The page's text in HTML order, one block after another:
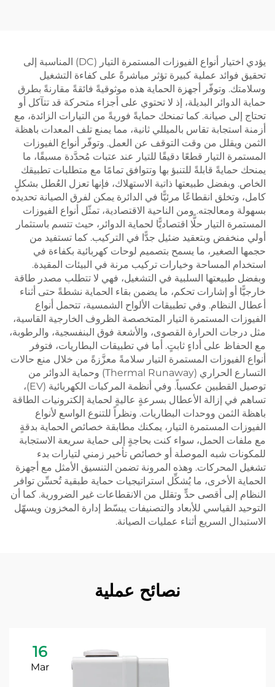
يؤدي اختيار أنواع الفيوزات المستمرة التيار (DC) المناسبة إلى
تحقيق فوائد عملية كبيرة تؤثر مباشرةً على كفاءة التشغيل
وسلامتك. وتوفّر أجهزة الحماية هذه موثوقيةً فائقةً مقارنةً بطرق
حماية الدوائر البديلة، إذ لا تحتوي على أجزاء متحركة قد تتآكل أو
تحتاج إلى صيانة. كما تمنحك حمايةً فوريةً من التيارات الزائدة، مع
أزمنة استجابة تقاس بالميللي ثانية، مما يمنع تلف المعدات باهظة
الثمن ويقلل من وقت التوقف عن العمل. وتوفّر أنواع الفيوزات
المستمرة التيار قطعًا دقيقًا للتيار عند عتبات مُحدَّدة مسبقًا، ما
يمنحك حمايةً قابلةً للتنبؤ بها وتتوافق تمامًا مع متطلبات تطبيقك
الخاص. وبفضل طبيعتها ذاتية الاستهلاك، فإنها تعزل العُطل بشكلٍ
كامل، وتخلق انقطاعًا مرئيًّا في الدائرة يمكن لفرق الصيانة تحديده
بسهولة ومعالجته. ومن الناحية الاقتصادية، تمثّل أنواع الفيوزات
المستمرة التيار حلًّا اقتصاديًّا لحماية الدوائر، حيث تتسم باستثمار
أولي منخفض وبتعقيد ضئيل جدًّا في التركيب. كما تستفيد من
حجمها الصغير، ما يسمح بتصميم لوحات كهربائية بكفاءة في
استخدام المساحة وخيارات تركيب مرنة في البيئات المقيدة.
وبفضل طبيعتها السلبية في التشغيل، فهي لا تتطلب مصدر طاقة
خارجيًّا أو إشارات تحكم، ما يضمن بقاء الحماية نشطةً حتى أثناء
أعطال النظام. وفي تطبيقات الألواح الشمسية، تتحمل أنواع
الفيوزات المستمرة التيار المتخصصة الظروف الخارجية القاسية،
مثل درجات الحرارة القصوى، والأشعة فوق البنفسجية، والرطوبة،
مع الحفاظ على أداءٍ ثابتٍ. أما في تطبيقات البطاريات، فتوفر
أنواع الفيوزات المستمرة التيار سلامةً معزَّزةً من خلال منع حالات
التسارع الحراري (Thermal Runaway) وحماية الدوائر من
توصيل القطبين عكسياً. وفي أنظمة المركبات الكهربائية (EV)،
تساهم في إزالة الأعطال بسرعةٍ عاليةٍ لحماية إلكترونيات الطاقة
باهظة الثمن ووحدات البطاريات. ونظراً للتنوع الواسع لأنواع
الفيوزات المستمرة التيار، يمكنك مطابقة خصائص الحماية بدقةٍ
مع ملفات الحمل، سواء كنت بحاجةٍ إلى حماية سريعة الاستجابة
للمكونات شبه الموصلة أو خصائص تأخير زمني لتيارات بدء
تشغيل المحركات. وهذه المرونة تضمن التنسيق الأمثل مع أجهزة
الحماية الأخرى، ما يُشكِّل استراتيجيات حماية طبقية تُحسِّن توافر
النظام إلى أقصى حدٍّ وتقلل من الانقطاعات غير الضرورية. كما أن
التوحيد القياسي للأبعاد والتصنيفات يبسّط إدارة المخزون ويسهّل
الاستبدال السريع أثناء عمليات الصيانة.
نصائح عملية
16
Mar